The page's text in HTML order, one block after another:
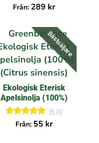
Betygsatt
Från: 289 kr
Bästsäljare
Ekologisk Eterisk
Apelsinolja (100%)
Betygsatt
(5.0)
Från: 55 kr